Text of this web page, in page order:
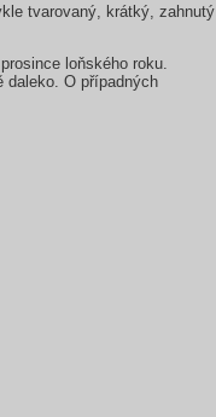
tvarovaný, krátký, zahnutý
loňského roku.
daleko. O případných